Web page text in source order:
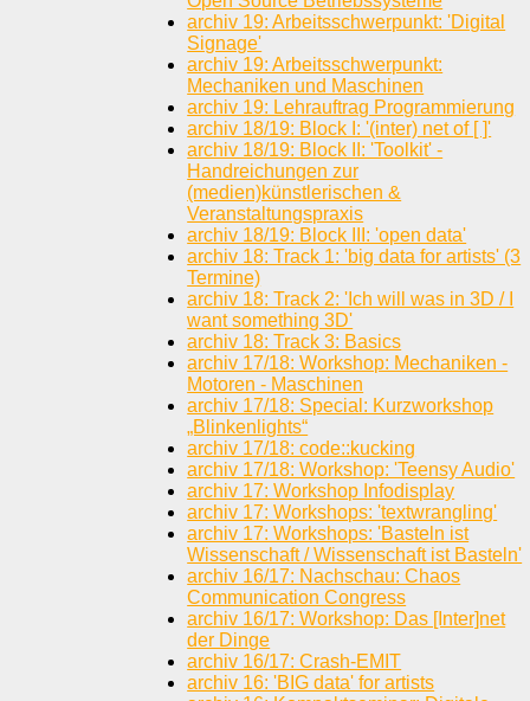
archiv 19: Arbeitsschwerpunkt: 'Digital
Signage'
archiv 19: Arbeitsschwerpunkt:
Mechaniken und Maschinen
archiv 19: Lehrauftrag Programmierung
archiv 18/19: Block I: '(inter) net of [ ]'
archiv 18/19: Block II: 'Toolkit' -
Handreichungen zur
(medien)künstlerischen &
Veranstaltungspraxis
archiv 18/19: Block III: 'open data'
archiv 18: Track 1: 'big data for artists' (3
Termine)
archiv 18: Track 2: 'Ich will was in 3D / I
want something 3D'
archiv 18: Track 3: Basics
archiv 17/18: Workshop: Mechaniken -
Motoren - Maschinen
archiv 17/18: Special: Kurzworkshop
„Blinkenlights“
archiv 17/18: code::kucking
archiv 17/18: Workshop: 'Teensy Audio'
archiv 17: Workshop Infodisplay
archiv 17: Workshops: 'textwrangling'
archiv 17: Workshops: 'Basteln ist
Wissenschaft / Wissenschaft ist Basteln'
archiv 16/17: Nachschau: Chaos
Communication Congress
archiv 16/17: Workshop: Das [Inter]net
der Dinge
archiv 16/17: Crash-EMIT
archiv 16: 'BIG data' for artists